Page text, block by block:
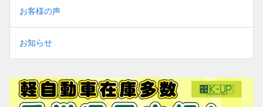
お客様の声
お知らせ